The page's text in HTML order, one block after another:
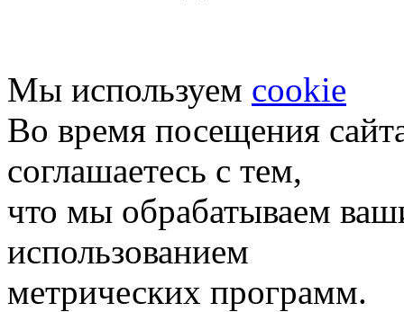
Мы используем cookie
Во время посещения
соглашаетесь с тем,
что мы обрабатываем
использованием
метрических программ.